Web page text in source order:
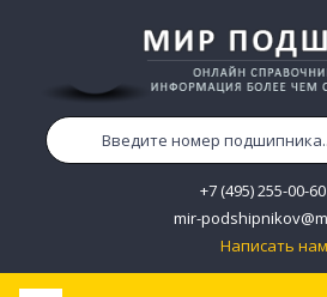
+7 (495) 255-00-60
mir-
Написать нам